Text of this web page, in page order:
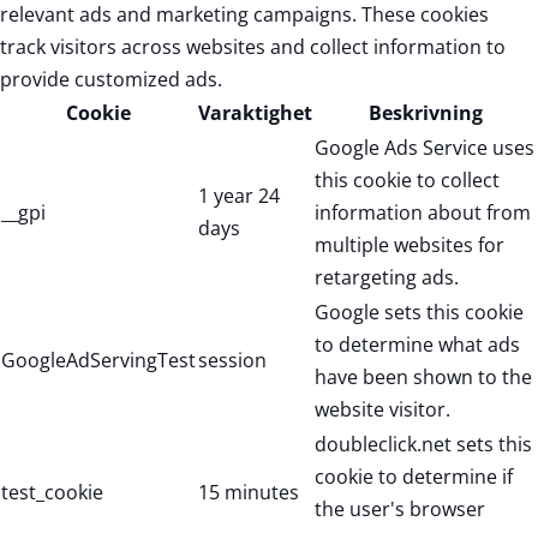
relevant ads and marketing campaigns. These cookies
track visitors across websites and collect information to
provide customized ads.
Cookie
Varaktighet Beskrivning
__gpi
1 year 24
days
Google Ads Service uses
this cookie to collect
information about from
multiple websites for
retargeting ads.
GoogleAdServingTestsession
Google sets this cookie
to determine what ads
have been shown to the
website visitor.
test_cookie 15 minutes
doubleclick.net sets this
cookie to determine if
the user's browser